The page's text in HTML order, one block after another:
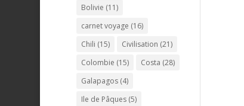
Bolivie (11)
carnet voyage (16)
Chili (15) Civilisation (21)
Colombie (15) Costa (28)
Galapagos(4)
Ile de Pâques(5)